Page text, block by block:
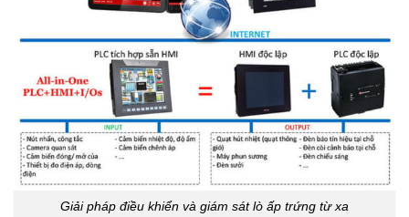
Giải pháp điều khiển và giám sát lò ấp trứng từ xa